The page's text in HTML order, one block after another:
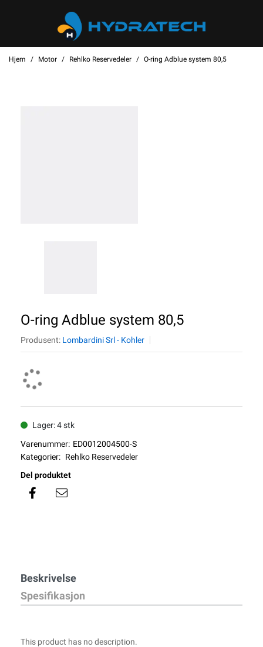
Hjem Motor Rehlko Reservedeler O-ring Adblue system 80,5
O-ring Adblue system 80,5
Produsent: Lombardini Srl - Kohler
Lager: 4 stk
Varenummer: ED0012004500-S
Kategorier: Rehlko Reservedeler
Del produktet
Beskrivelse
Spesifikasjon
This product has no description.